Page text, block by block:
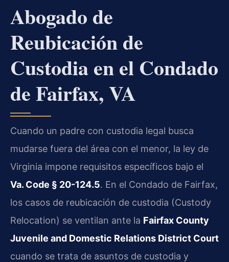
Abogado de
Reubicación de
Custodia en el Condado
de Fairfax, VA
Cuando un padre con custodia legal busca
mudarse fuera del área con el menor, la ley de
Virginia impone requisitos específicos bajo el
Va. Code § 20-124.5. En el Condado de Fairfax,
los casos de reubicación de custodia (Custody
Relocation) se ventilan ante la Fairfax County
Juvenile and Domestic Relations District Court
cuando se trata de asuntos de custodia y